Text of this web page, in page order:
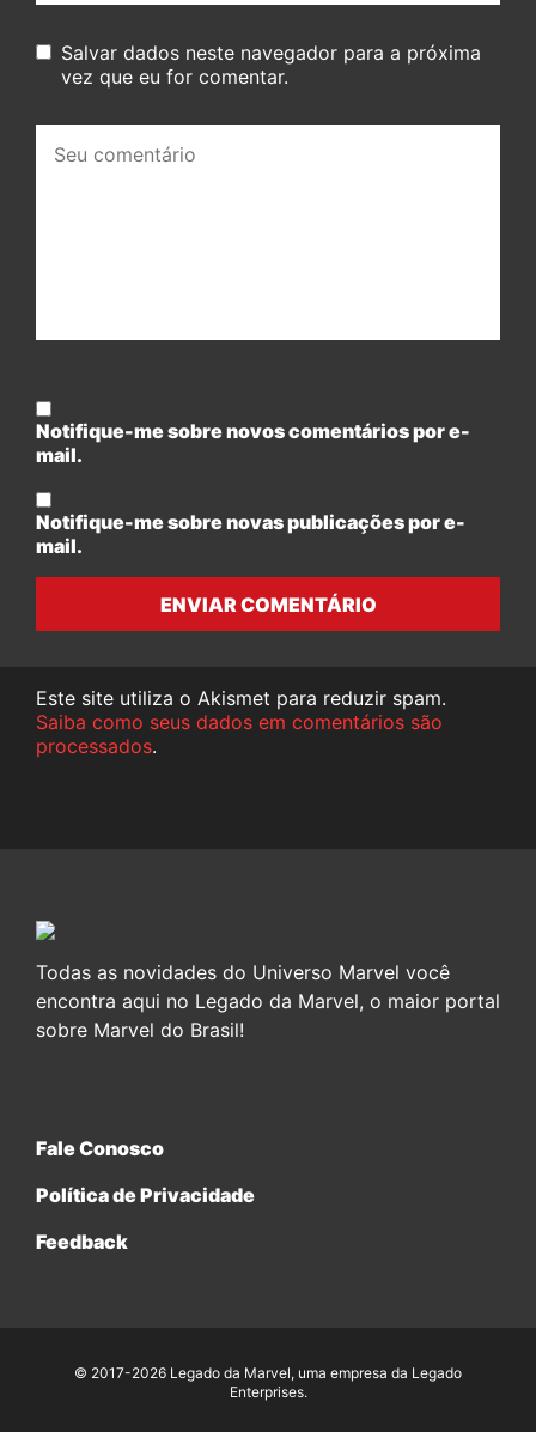
Salvar dados neste navegador para a próxima
vez que eu for comentar.
comentário:
Notifique-me sobre novos comentários por e-
mail.
Notifique-me sobre novas publicações por e-
mail.
ENVIAR COMENTÁRIO
Este site utiliza o Akismet para reduzir spam.
Saiba como seus dados em comentários são
processados.
Todas as novidades do Universo Marvel você
encontra aqui no Legado da Marvel, o maior portal
sobre Marvel do Brasil!
Fale Conosco
Política de Privacidade
Feedback
© 2017-2026 Legado da Marvel, uma empresa da Legado
Enterprises.